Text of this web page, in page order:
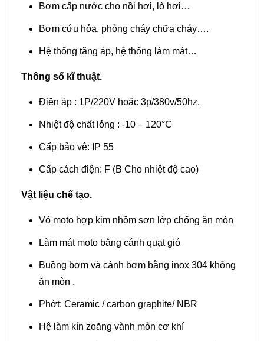
Bơm cấp nước cho nồi hơi, lò hơi…
Bơm cứu hỏa, phòng cháy chữa cháy….
Hệ thống tăng áp, hệ thống làm mát…
Thông số kĩ thuật.
Điện áp : 1P/220V hoặc 3p/380v/50hz.
Nhiệt độ chất lỏng : -10 – 120°C
Cấp bảo vệ: IP 55
Cấp cách điện: F (B Cho nhiệt độ cao)
Vật liệu chế tạo.
Vỏ moto hợp kim nhôm sơn lớp chống ăn mòn
Làm mát moto bằng cánh quạt gió
Buồng bơm và cánh bơm bằng inox 304 không
ăn mòn .
Phớt: Ceramic / carbon graphite/ NBR
Hệ làm kín zoăng vành mòn cơ khí